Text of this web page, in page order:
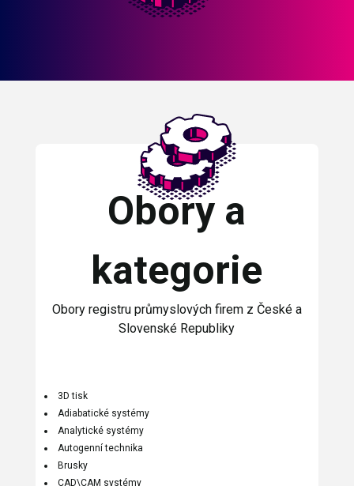
Obory a
kategorie
Obory registru průmyslových firem z České a
Slovenské Republiky
3D tisk
Adiabatické systémy
Analytické systémy
Autogenní technika
Brusky
CAD\CAM systémy